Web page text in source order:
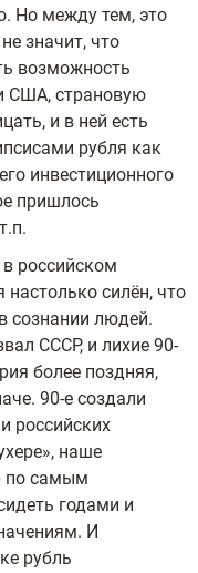
Но между тем, это
значит, что
возможность
США, страновую
и в ней есть
рубля как
инвестиционного
пришлось
российском
силён, что
сознании людей.
СССР, и лихие 90-
более поздняя,
90-е создали
российских
наше
по самым
годами и
И
рубль